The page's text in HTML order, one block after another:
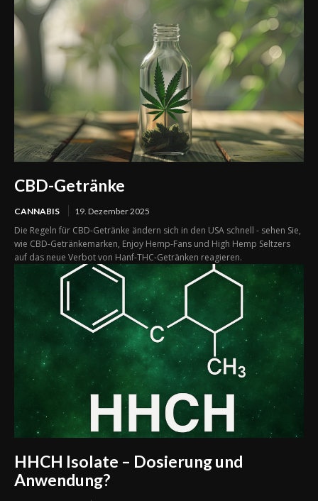
CBD-Getränke
CANNABIS 19. Dezember 2025
Die Regeln für CBD-Getränke ändern sich in den USA schnell - sehen Sie,
wie CBD-Getränkemarken, Enjoy Hemp-Fans und High Hemp Seltzers
auf das neue Verbot von Hanf-THC-Getränken reagieren.
HHCH Isolate – Dosierung und
Anwendung?